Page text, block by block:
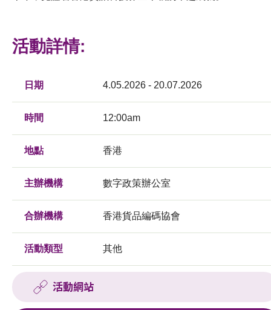
活動詳情:
日期 4.05.2026 - 20.07.2026
時間 12:00am
地點 香港
主辦機構 數字政策辦公室
合辦機構 香港貨品編碼協會
活動類型 其他
活動網站